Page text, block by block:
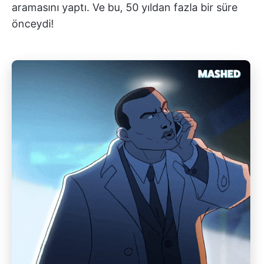
aramasını yaptı. Ve bu, 50 yıldan fazla bir süre
önceydi!